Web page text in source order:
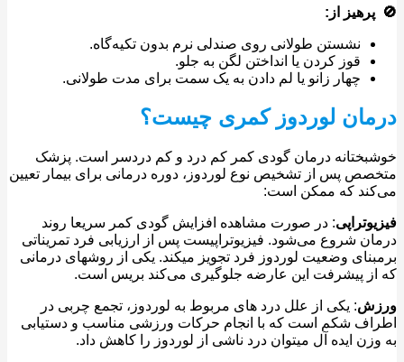
از:
نشستن طولانی روی صندلی نرم بدون تکیه‌گاه.
قوز کردن یا انداختن لگن به جلو.
چهار زانو یا لم دادن به یک سمت برای مدت طولانی.
لوردوز کمری چیست؟
درمان گودی کمر کم درد و کم دردسر است. پزشک
پس از تشخیص نوع لوردوز، دوره درمانی برای بیمار تعیین
که ممکن است:
: در صورت مشاهده افزایش گودی کمر سریعا روند
شروع می‌شود. فیزیوتراپیست پس از ارزیابی فرد تمریناتی
وضعیت لوردوز فرد تجویز میکند. یکی از روشهای درمانی
پیشرفت این عارضه جلوگیری می‌کند بریس است.
: یکی از علل درد های مربوط به لوردوز، تجمع چربی در
شکم است که با انجام حرکات ورزشی مناسب و دستیابی
ایده آل میتوان درد ناشی از لوردوز را کاهش داد.